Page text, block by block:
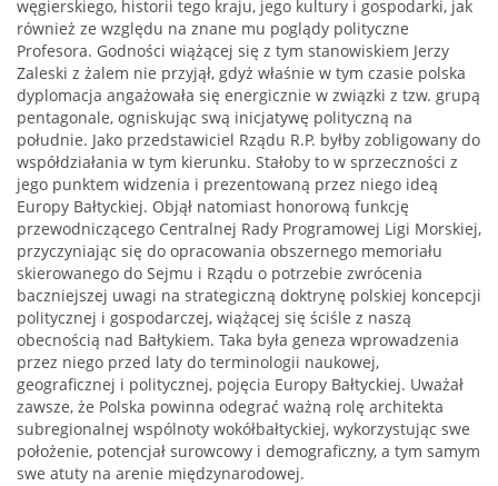
węgierskiego, historii tego kraju, jego kultury i gospodarki, jak
również ze względu na znane mu poglądy polityczne
Profesora. Godności wiążącej się z tym stanowiskiem Jerzy
Zaleski z żalem nie przyjął, gdyż właśnie w tym czasie polska
dyplomacja angażowała się energicznie w związki z tzw. grupą
pentagonale, ogniskując swą inicjatywę polityczną na
południe. Jako przedstawiciel Rządu R.P. byłby zobligowany do
współdziałania w tym kierunku. Stałoby to w sprzeczności z
jego punktem widzenia i prezentowaną przez niego ideą
Europy Bałtyckiej. Objął natomiast honorową funkcję
przewodniczącego Centralnej Rady Programowej Ligi Morskiej,
przyczyniając się do opracowania obszernego memoriału
skierowanego do Sejmu i Rządu o potrzebie zwrócenia
baczniejszej uwagi na strategiczną doktrynę polskiej koncepcji
politycznej i gospodarczej, wiążącej się ściśle z naszą
obecnością nad Bałtykiem. Taka była geneza wprowadzenia
przez niego przed laty do terminologii naukowej,
geograficznej i politycznej, pojęcia Europy Bałtyckiej. Uważał
zawsze, że Polska powinna odegrać ważną rolę architekta
subregionalnej wspólnoty wokółbałtyckiej, wykorzystując swe
położenie, potencjał surowcowy i demograficzny, a tym samym
swe atuty na arenie międzynarodowej.